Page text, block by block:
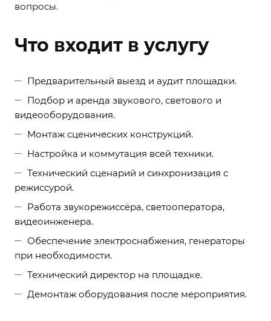
вопросы.
Что входит в услугу
Предварительный выезд и аудит площадки.
Подбор и аренда звукового, светового и
видеооборудования.
Монтаж сценических конструкций.
Настройка и коммутация всей техники.
Технический сценарий и синхронизация с
режиссурой.
Работа звукорежиссёра, светооператора,
видеоинженера.
Обеспечение электроснабжения, генераторы
при необходимости.
Технический директор на площадке.
Демонтаж оборудования после мероприятия.